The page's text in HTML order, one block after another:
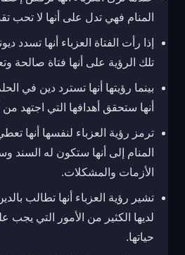
المنام فهي تدل على أنها لا تحب
إذا رأت الفتاة العزباء أنها تسدد
تلك الرؤية على أنها فتاة صالحة
بينما رؤيتها أنها تسترد دين في
أنها ستحقق أهدافها التي اجتهد من
ترمز رؤية العزباء لنفسها أنها
المنام إلى أنها ستكون له
الأزمات والمشكلات.
تشير رؤية العزباء أنها تطالب
لديها الكثير من الأمور التي يجب
حياتها.